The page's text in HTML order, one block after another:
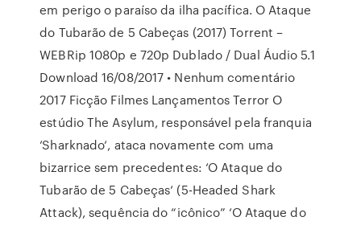
em perigo o paraíso da ilha pacífica. O Ataque
do Tubarão de 5 Cabeças (2017) Torrent –
WEBRip 1080p e 720p Dublado / Dual Áudio 5.1
Download 16/08/2017 • Nenhum comentário
2017 Ficção Filmes Lançamentos Terror O
estúdio The Asylum, responsável pela franquia
‘Sharknado‘, ataca novamente com uma
bizarrice sem precedentes: ‘O Ataque do
Tubarão de 5 Cabeças‘ (5-Headed Shark
Attack), sequência do “icônico” ‘O Ataque do